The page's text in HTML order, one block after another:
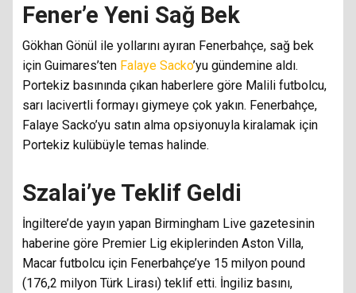
Fener’e Yeni Sağ Bek
Gökhan Gönül ile yollarını ayıran Fenerbahçe, sağ bek
için Guimares’ten Falaye Sacko’yu gündemine aldı.
Portekiz basınında çıkan haberlere göre Malili futbolcu,
sarı lacivertli formayı giymeye çok yakın. Fenerbahçe,
Falaye Sacko’yu satın alma opsiyonuyla kiralamak için
Portekiz kulübüyle temas halinde.
Szalai’ye Teklif Geldi
İngiltere’de yayın yapan Birmingham Live gazetesinin
haberine göre Premier Lig ekiplerinden Aston Villa,
Macar futbolcu için Fenerbahçe’ye 15 milyon pound
(176,2 milyon Türk Lirası) teklif etti. İngiliz basını,